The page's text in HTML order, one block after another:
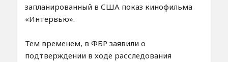
запланированный в США показ кинофильма
«Интервью».
Тем временем, в ФБР заявили о
подтверждении в ходе расследования